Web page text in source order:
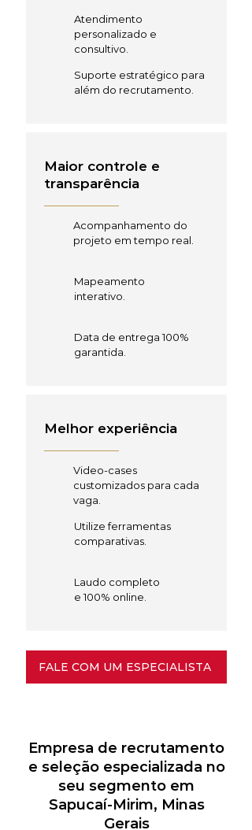
Atendimento
personalizado e
consultivo.
Suporte estratégico para
além do recrutamento.
Maior controle e
transparência
Acompanhamento do
projeto em tempo real.
Mapeamento
interativo.
Data de entrega 100%
garantida.
Melhor experiência
Video-cases
customizados para cada
vaga.
Utilize ferramentas
comparativas.
Laudo completo
e 100% online.
FALE COM UM ESPECIALISTA
Empresa de recrutamento
e seleção especializada no
seu segmento em
Sapucaí-Mirim, Minas
Gerais